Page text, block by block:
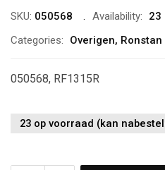
SKU: 050568 Availability:
23
Categories:
Overigen, Ronstan
050568, RF1315R
23 op voorraad (kan